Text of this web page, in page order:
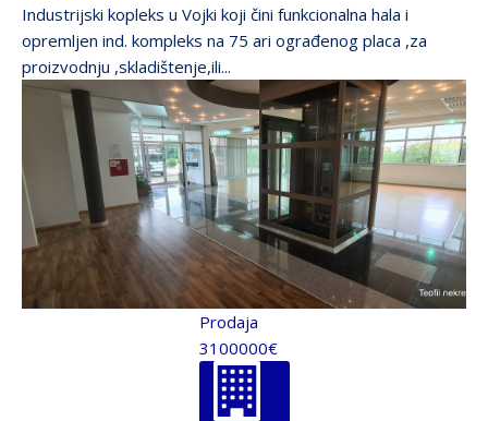
Industrijski kopleks u Vojki koji čini funkcionalna hala i
opremljen ind. kompleks na 75 ari ograđenog placa ,za
proizvodnju ,skladištenje,ili...
Prodaja
3100000€